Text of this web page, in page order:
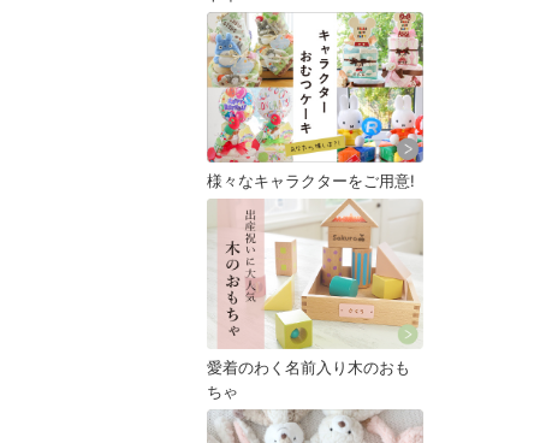
様々なキャラクターをご用意!
愛着のわく名前入り木のおも
ちゃ